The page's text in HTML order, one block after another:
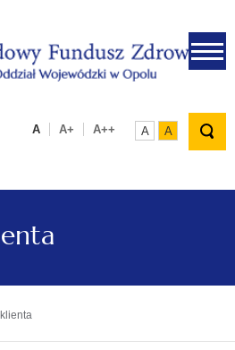
A A+ A++ A A